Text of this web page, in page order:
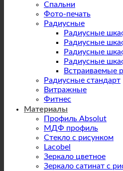
Спальни
Фото-печать
Радиусные
Радиусные
Радиусные
Радиусные
Радиусные
Встраиваемые
Радиусные стандарт
Витражные
Фитнес
Материалы
Профиль Absolut
МДФ профиль
Стекло с рисунком
Lacobel
Зеркало цветное
Зеркало сатинат с